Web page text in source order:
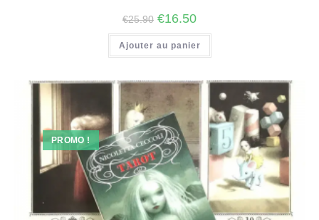
€25.90 €16.50
Ajouter au panier
PROMO !